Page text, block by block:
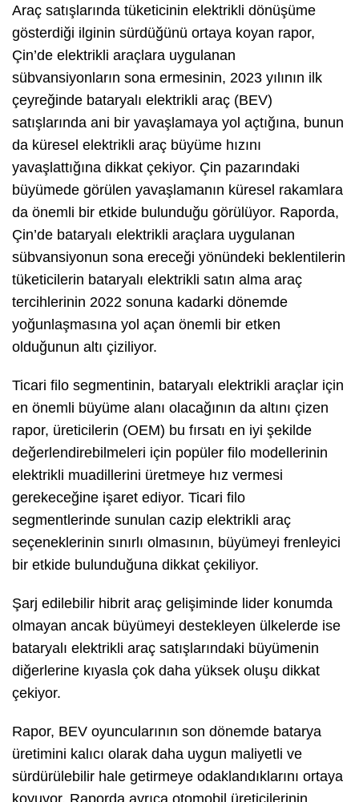
Araç satışlarında tüketicinin elektrikli dönüşüme
gösterdiği ilginin sürdüğünü ortaya koyan rapor,
Çin’de elektrikli araçlara uygulanan
sübvansiyonların sona ermesinin, 2023 yılının ilk
çeyreğinde bataryalı elektrikli araç (BEV)
satışlarında ani bir yavaşlamaya yol açtığına, bunun
da küresel elektrikli araç büyüme hızını
yavaşlattığına dikkat çekiyor. Çin pazarındaki
büyümede görülen yavaşlamanın küresel rakamlara
da önemli bir etkide bulunduğu görülüyor. Raporda,
Çin’de bataryalı elektrikli araçlara uygulanan
sübvansiyonun sona ereceği yönündeki beklentilerin
tüketicilerin bataryalı elektrikli satın alma araç
tercihlerinin 2022 sonuna kadarki dönemde
yoğunlaşmasına yol açan önemli bir etken
olduğunun altı çiziliyor.
Ticari filo segmentinin, bataryalı elektrikli araçlar için
en önemli büyüme alanı olacağının da altını çizen
rapor, üreticilerin (OEM) bu fırsatı en iyi şekilde
değerlendirebilmeleri için popüler filo modellerinin
elektrikli muadillerini üretmeye hız vermesi
gerekeceğine işaret ediyor. Ticari filo
segmentlerinde sunulan cazip elektrikli araç
seçeneklerinin sınırlı olmasının, büyümeyi frenleyici
bir etkide bulunduğuna dikkat çekiliyor.
Şarj edilebilir hibrit araç gelişiminde lider konumda
olmayan ancak büyümeyi destekleyen ülkelerde ise
bataryalı elektrikli araç satışlarındaki büyümenin
diğerlerine kıyasla çok daha yüksek oluşu dikkat
çekiyor.
Rapor, BEV oyuncularının son dönemde batarya
üretimini kalıcı olarak daha uygun maliyetli ve
sürdürülebilir hale getirmeye odaklandıklarını ortaya
koyuyor. Raporda ayrıca otomobil üreticilerinin